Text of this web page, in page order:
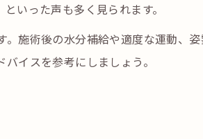
いった声も多く見られます。
施術後の水分補給や適度な運動、
イスを参考にしましょう。